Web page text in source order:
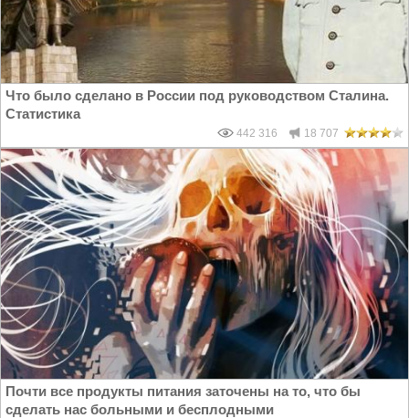
Что было сделано в России под руководством Сталина.
Статистика
442 316 18 707
Почти все продукты питания заточены на то, что бы
сделать нас больными и бесплодными